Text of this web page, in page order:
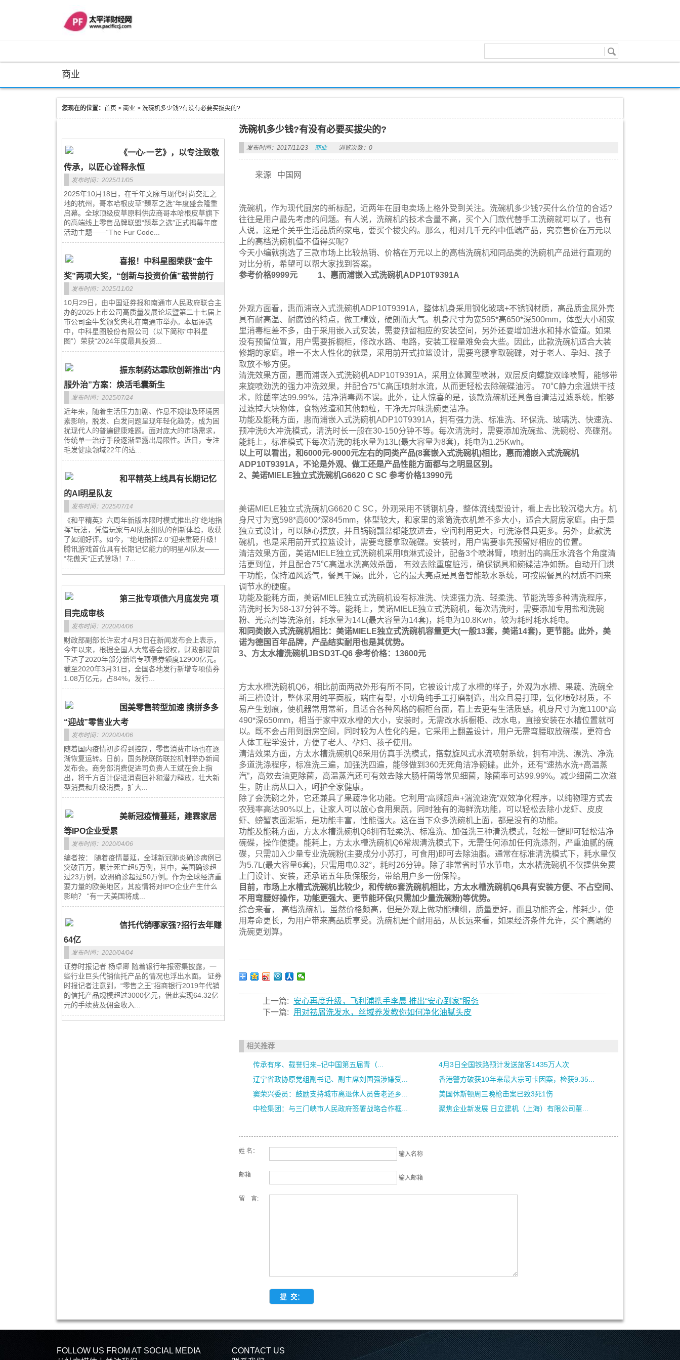
商业
您现在的位置： 首页 > 商业 > 洗碗机多少钱?有没有必要买拔尖的?
《一心·一艺》，以专注致敬
传承，以匠心诠释永恒
发布时间：2025/11/05
2025年10月18日，在千年文脉与现代时尚交汇之
地的杭州，哥本哈根皮草“臻萃之选”年度盛会隆重
启幕。全球顶级皮草原料供应商哥本哈根皮草旗下
的高端线上零售品牌联盟“臻萃之选”正式揭幕年度
活动主题——“The Fur Code...
喜报！中科星图荣获“金牛
奖”两项大奖，“创新与投资价值”载誉前行
发布时间：2025/11/02
10月29日，由中国证券报和南通市人民政府联合主
办的2025上市公司高质量发展论坛暨第二十七届上
市公司金牛奖颁奖典礼在南通市举办。本届评选
中，中科星图股份有限公司（以下简称“中科星
图”）荣获“2024年度最具投资...
振东制药达霏欣创新推出“内
服外治”方案：焕活毛囊新生
发布时间：2025/07/24
近年来，随着生活压力加剧、作息不规律及环境因
素影响，脱发、白发问题呈现年轻化趋势，成为困
扰现代人的普遍健康难题。面对庞大的市场需求，
传统单一治疗手段逐渐显露出局限性。近日，专注
毛发健康领域22年的达...
和平精英上线具有长期记忆
的AI明星队友
发布时间：2025/07/14
《和平精英》六周年新版本限时模式推出的“绝地指
挥”玩法，凭借玩家与AI队友组队的创新体验，收获
了如潮好评。如今，“绝地指挥2.0”迎来重磅升级！
腾讯游戏首位具有长期记忆能力的明星AI队友——
“花傲天”正式登场！7...
第三批专项债六月底发完 项
目完成审核
发布时间：2020/04/06
财政部副部长许宏才4月3日在新闻发布会上表示，
今年以来，根据全国人大常委会授权，财政部提前
下达了2020年部分新增专项债券额度12900亿元。
截至2020年3月31日，全国各地发行新增专项债券
1.08万亿元，占84%，发行...
国美零售转型加速 携拼多多
“迎战”零售业大考
发布时间：2020/04/06
随着国内疫情初步得到控制，零售消费市场也在逐
渐恢复运转。日前，国务院联防联控机制举办新闻
发布会。商务部消费促进司负责人王斌在会上指
出，将千方百计促进消费回补和潜力释放，壮大新
型消费和升级消费，扩大...
美新冠疫情蔓延，建霖家居
等IPO企业受累
发布时间：2020/04/06
编者按： 随着疫情蔓延，全球新冠肺炎确诊病例已
突破百万，累计死亡超5万例，其中，美国确诊超
过23万例，欧洲确诊超过50万例。作为全球经济重
要力量的欧美地区，其疫情将对IPO企业产生什么
影响？ “有一天美国将成...
信托代销哪家强?招行去年赚
64亿
发布时间：2020/04/04
证券时报记者 杨卓卿 随着银行年报密集披露，一
些行业巨头代销信托产品的情况也浮出水面。 证券
时报记者注意到，“零售之王”招商银行2019年代销
的信托产品规模超过3000亿元，借此实现64.32亿
元的手续费及佣金收入...
洗碗机多少钱?有没有必要买拔尖的?
发布时间：2017/11/23 商业 浏览次数：0
来源 中国网
洗碗机，作为现代厨房的新标配，近两年在厨电卖场上格外受到关注。洗碗机多少钱?买什么价位的合适?
往往是用户最先考虑的问题。有人说，洗碗机的技术含量不高，买个入门款代替手工洗碗就可以了，也有
人说，这是个关乎生活品质的家电，要买个拔尖的。那么，相对几千元的中低端产品，究竟售价在万元以
上的高档洗碗机值不值得买呢?
今天小编就挑选了三款市场上比较热销、价格在万元以上的高档洗碗机和同品类的洗碗机产品进行直观的
对比分析，希望可以帮大家找到答案。
参考价格9999元
1、惠而浦嵌入式洗碗机ADP10T9391A
外观方面看，惠而浦嵌入式洗碗机ADP10T9391A，整体机身采用钢化玻璃+不锈钢材质，高品质金属外壳
具有耐高温、耐腐蚀的特点，做工精致，硬朗而大气。机身尺寸为宽595*高650*深500mm，体型大小和家
里消毒柜差不多，由于采用嵌入式安装，需要预留相应的安装空间，另外还要增加进水和排水管道。如果
没有预留位置，用户需要拆橱柜，修改水路、电路，安装工程量难免会大些。因此，此款洗碗机适合大装
修期的家庭。唯一不太人性化的就是，采用前开式拉篮设计，需要弯腰拿取碗碟，对于老人、孕妇、孩子
取放不够方便。
清洗效果方面，惠而浦嵌入式洗碗机ADP10T9391A，采用立体翼型喷淋，双层反向螺旋双峰喷臂，能够带
来旋喷劲洗的强力冲洗效果，并配合75℃高压喷射水流，从而更轻松去除碗碟油污。 70℃静力余温烘干技
术，除菌率达99.99%，洁净消毒两不误。此外，让人惊喜的是，该款洗碗机还具备自清洁过滤系统，能够
过滤掉大块物体，食物残渣和其他颗粒，干净无异味洗碗更洁净。
功能及能耗方面，惠而浦嵌入式洗碗机ADP10T9391A，拥有强力洗、标准洗、环保洗、玻璃洗、快速洗、
预冲洗6大冲洗模式，清洗时长一般在30-150分钟不等。每次清洗时，需要添加洗碗盐、洗碗粉、亮碟剂。
能耗上，标准模式下每次清洗的耗水量为13L(最大容量为8套)，耗电为1.25Kwh。
以上可以看出，和6000元-9000元左右的同类产品(8套嵌入式洗碗机)相比，惠而浦嵌入式洗碗机
ADP10T9391A，不论是外观、做工还是产品性能方面都与之明显区别。
2、美诺MIELE独立式洗碗机G6620 C SC 参考价格13990元
美诺MIELE独立式洗碗机G6620 C SC，外观采用不锈钢机身，整体流线型设计，看上去比较沉稳大方。机
身尺寸为宽598*高600*深845mm，体型较大，和家里的滚筒洗衣机差不多大小，适合大厨房家庭。由于是
独立式设计，可以随心摆放，并且锅碗瓢盆都能放进去，空间利用更大，可洗涤餐具更多。另外，此款洗
碗机，也是采用前开式拉篮设计，需要弯腰拿取碗碟。安装时，用户需要事先预留好相应的位置。
清洁效果方面，美诺MIELE独立式洗碗机采用喷淋式设计，配备3个喷淋臂，喷射出的高压水流各个角度清
洁更到位，并且配合75℃高温水洗高效杀菌， 有效去除重度脏污，确保锅具和碗碟洁净如新。自动开门烘
干功能，保持通风透气，餐具干燥。此外，它的最大亮点是具备智能软水系统，可按照餐具的材质不同来
调节水的硬度。
功能及能耗方面，美诺MIELE独立式洗碗机设有标准洗、快速强力洗、轻柔洗、节能洗等多种清洗程序，
清洗时长为58-137分钟不等。能耗上，美诺MIELE独立式洗碗机，每次清洗时，需要添加专用盐和洗碗
粉、光亮剂等洗涤剂，耗水量为14L(最大容量为14套)，耗电为10.8Kwh，较为耗时耗水耗电。
和同类嵌入式洗碗机相比：美诺MIELE独立式洗碗机容量更大(一般13套，美诺14套)，更节能。此外，美
诺为德国百年品牌，产品结实耐用也是其优势。
3、方太水槽洗碗机JBSD3T-Q6 参考价格：13600元
方太水槽洗碗机Q6，相比前面两款外形有所不同，它被设计成了水槽的样子，外观为水槽、果蔬、洗碗全
新三槽设计，整体采用纯平面板，端庄有型，小切角纯手工打磨制造，出众且易打理，氧化喷砂材质，不
易产生划痕，使机器常用常新，且适合各种风格的橱柜台面，看上去更有生活质感。机身尺寸为宽1100*高
490*深650mm，相当于家中双水槽的大小，安装时，无需改水拆橱柜、改水电，直接安装在水槽位置就可
以。既不会占用到厨房空间，同时较为人性化的是，它采用上翻盖设计，用户无需弯腰取放碗碟，更符合
人体工程学设计，方便了老人、孕妇、孩子使用。
清洁效果方面，方太水槽洗碗机Q6采用仿真手洗模式，搭载旋风式水流喷射系统，拥有冲洗、漂洗、净洗
多道洗涤程序，标准洗三遍，加强洗四遍，能够做到360无死角洁净碗碟。此外，还有“速热水洗+高温蒸
汽”，高效去油更除菌，高温蒸汽还可有效去除大肠杆菌等常见细菌，除菌率可达99.99%。减少细菌二次滋
生，防止病从口入，呵护全家健康。
除了会洗碗之外，它还兼具了果蔬净化功能。它利用“高频超声+湍流速洗”双效净化程序，以纯物理方式去
农残率高达90%以上，让家人可以放心食用果蔬，同时独有的海鲜洗功能，可以轻松去除小龙虾、皮皮
虾、螃蟹表面泥垢，是功能丰富，性能强大。这在当下众多洗碗机上面，都是没有的功能。
功能及能耗方面，方太水槽洗碗机Q6拥有轻柔洗、标准洗、加强洗三种清洗模式，轻松一键即可轻松洁净
碗碟，操作便捷。能耗上，方太水槽洗碗机Q6常规清洗模式下，无需任何添加任何洗涤剂，严重油腻的碗
碟，只需加入少量专业洗碗粉(主要成分小苏打，可食用)即可去除油脂。通常在标准清洗模式下，耗水量仅
为5.7L(最大容量6套)，只需用电0.32°，耗时26分钟。除了非常省时节水节电，太水槽洗碗机不仅提供免费
上门设计、安装，还承诺五年质保服务，带给用户多一份保障。
目前，市场上水槽式洗碗机比较少，和传统6套洗碗机相比，方太水槽洗碗机Q6具有安装方便、不占空间、
不用弯腰好操作，功能更强大、更节能环保(只需加少量洗碗粉)等优势。
综合来看， 高档洗碗机，虽然价格颇高，但是外观上做功能精细，质量更好，而且功能齐全，能耗少，使
用寿命更长，为用户带来高品质享受。洗碗机是个耐用品，从长远来看，如果经济条件允许，买个高端的
洗碗更划算。
上一篇:
安心再度升级，飞利浦携手李晨 推出“安心到家”服务
下一篇:
用对祛屑洗发水，丝域养发教你如何净化油腻头皮
相关推荐
传承有序、载誉归来–记中国第五届青（...
4月3日全国铁路预计发送旅客1435万人次
辽宁省政协原党组副书记、副主席刘国强涉嫌受...
香港警方破获10年来最大宗可卡因案，检获9.35...
窦荣兴委员：鼓励支持城市离退休人员告老还乡...
美国休斯顿周三晚枪击案已致3死1伤
中检集团：与三门峡市人民政府签署战略合作框...
聚焦企业新发展 日立建机（上海）有限公司董...
姓 名： 输入名称
邮箱 输入邮箱
留 言:
FOLLOW US FROM AT SOCIAL MEDIA
CONTACT US